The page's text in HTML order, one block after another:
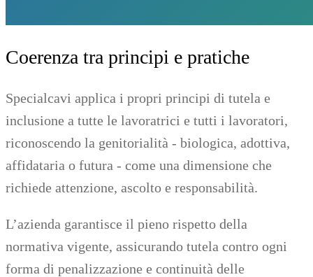
Coerenza tra principi e pratiche
Specialcavi applica i propri principi di tutela e
inclusione a tutte le lavoratrici e tutti i lavoratori,
riconoscendo la genitorialità - biologica, adottiva,
affidataria o futura - come una dimensione che
richiede attenzione, ascolto e responsabilità.
L’azienda garantisce il pieno rispetto della
normativa vigente, assicurando tutela contro ogni
forma di penalizzazione e continuità delle